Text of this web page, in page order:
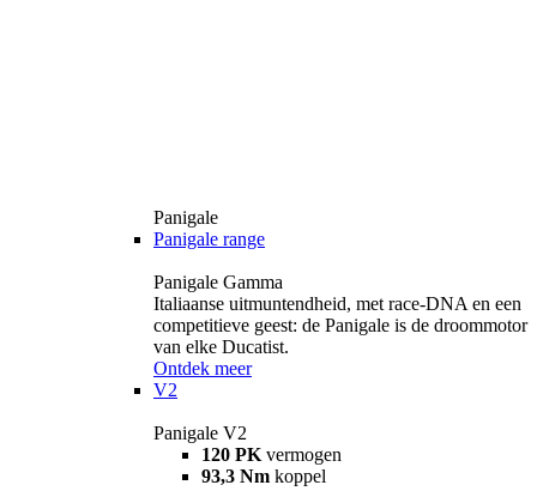
Panigale
Panigale range
Panigale Gamma
Italiaanse uitmuntendheid, met race-DNA en een
competitieve geest: de Panigale is de droommotor
van elke Ducatist.
Ontdek meer
V2
Panigale V2
120 PK vermogen
93,3 Nm koppel